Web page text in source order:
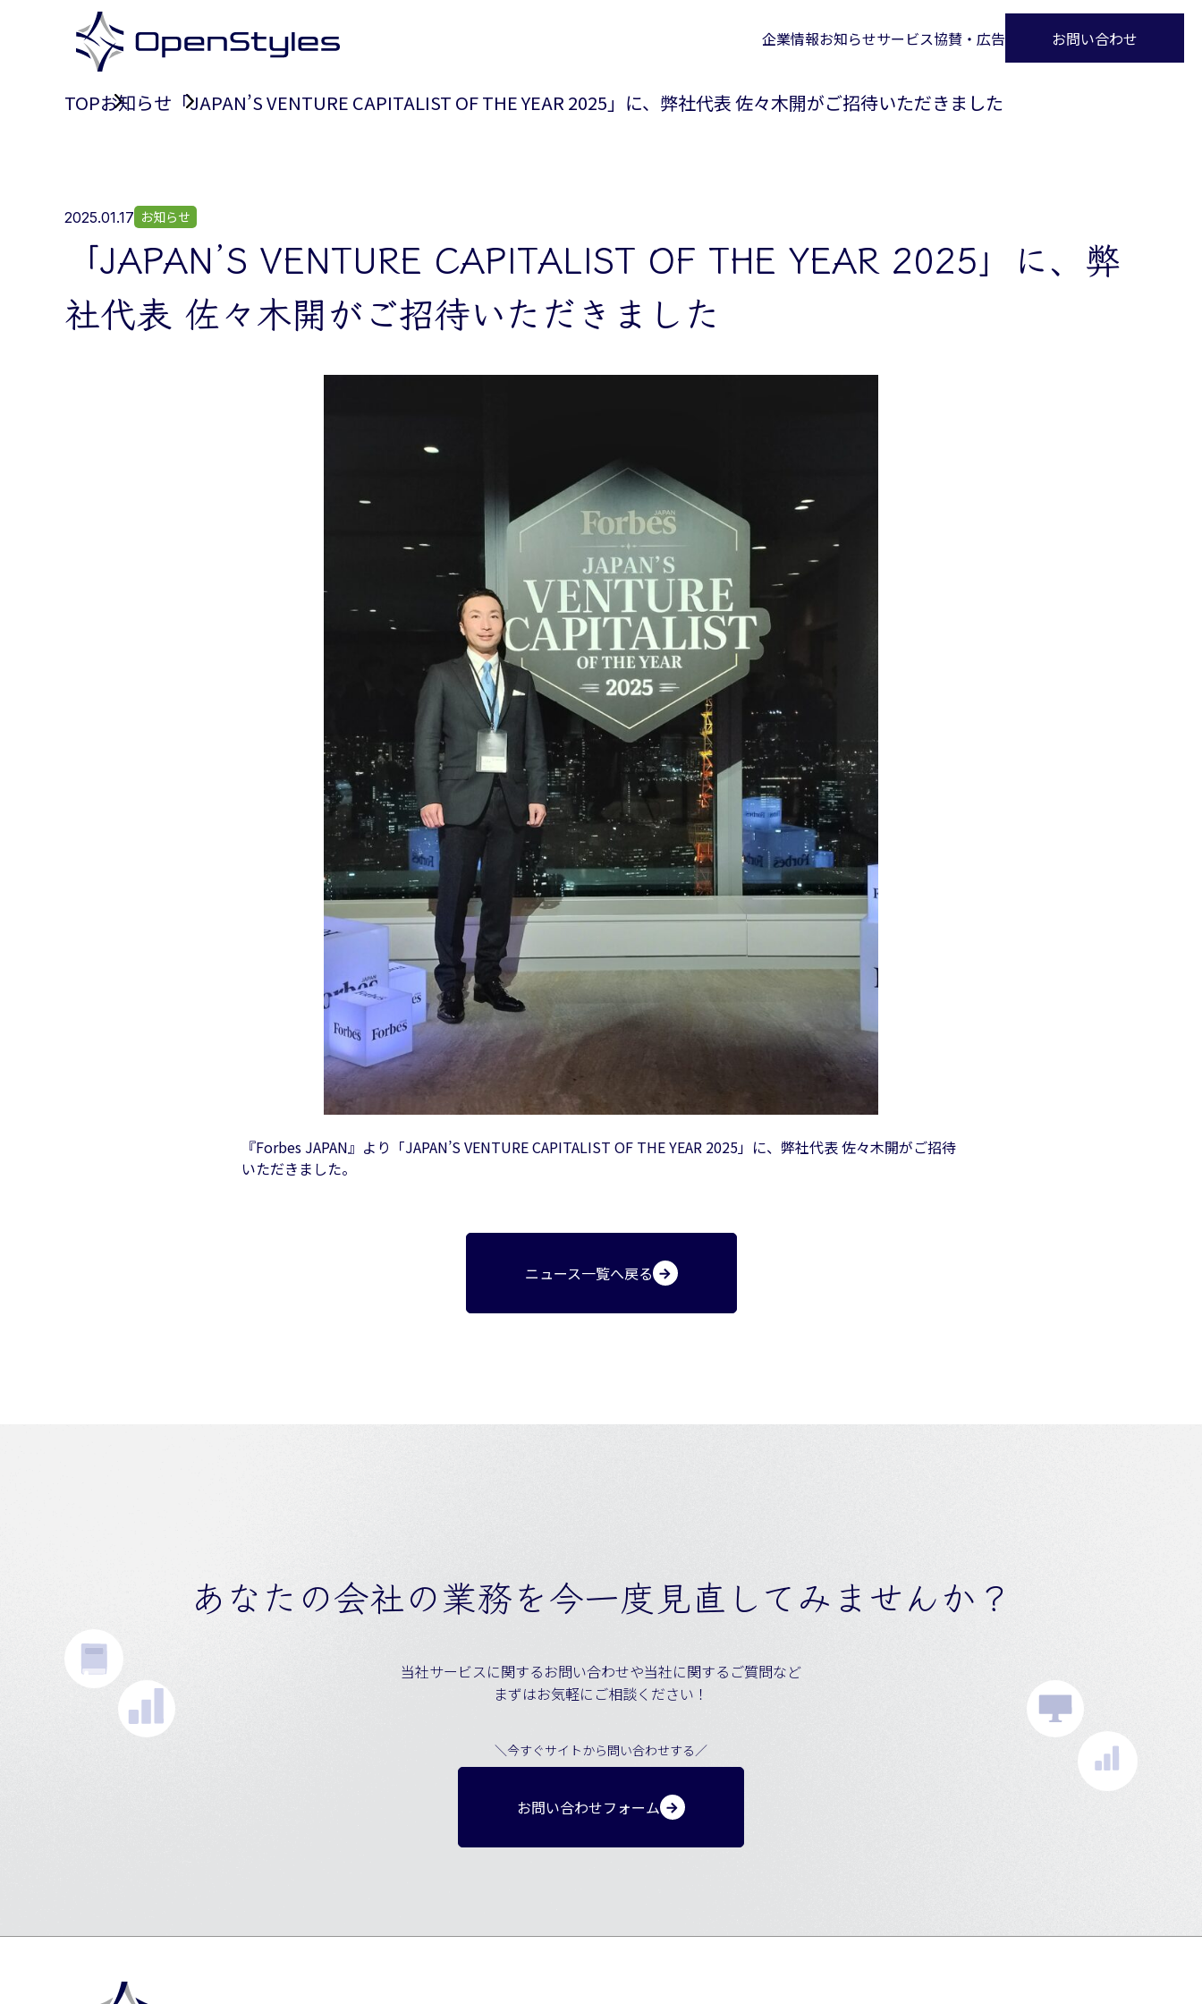
企業情報お知らせサービス協賛・広告 お問い合わせ
TOPお知らせ 「JAPAN’S VENTURE CAPITALIST OF THE YEAR 2025」に、弊社代表 佐々木開がご招待いただきました
2025.01.17 お知らせ
「JAPAN’S VENTURE CAPITALIST OF THE YEAR 2025」に、弊
社代表 佐々木開がご招待いただきました
『Forbes JAPAN』より「JAPAN’S VENTURE CAPITALIST OF THE YEAR 2025」に、弊社代表 佐々木開がご招待
いただきました。
ニュース一覧へ戻る
あなたの会社の業務を今一度見直してみませんか？
当社サービスに関するお問い合わせや当社に関するご質問など
まずはお気軽にご相談ください！
＼今すぐサイトから問い合わせする／
お問い合わせフォーム